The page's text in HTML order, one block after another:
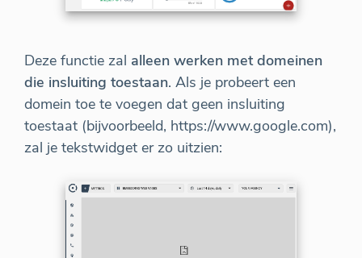
Deze functie zal alleen werken met domeinen
die insluiting toestaan. Als je probeert een
domein toe te voegen dat geen insluiting
toestaat (bijvoorbeeld, https://www.google.com),
zal je tekstwidget er zo uitzien: